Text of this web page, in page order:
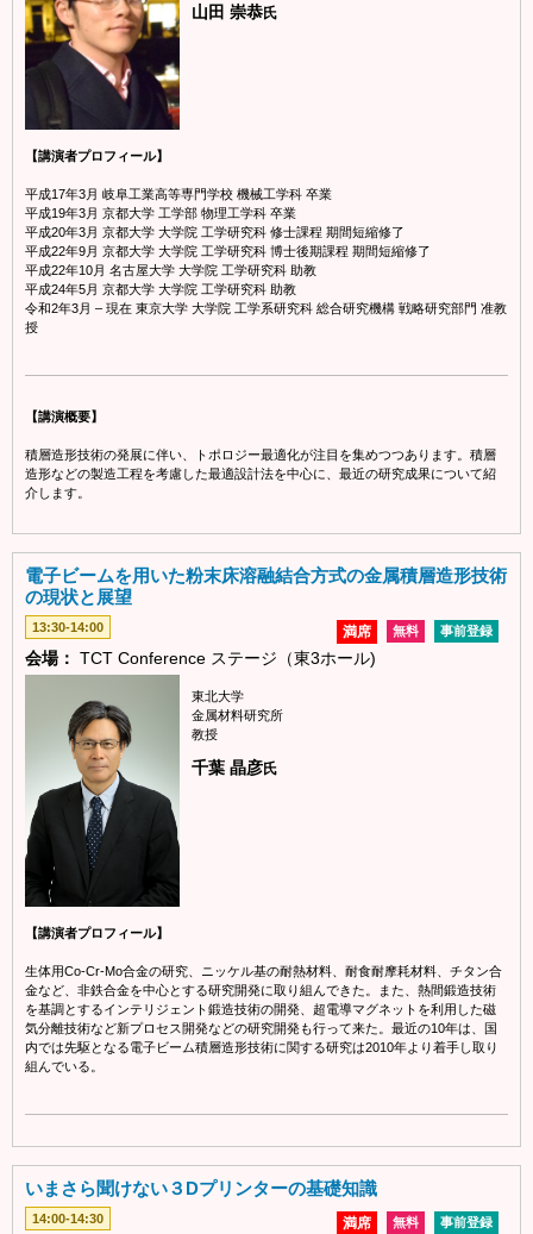
山田 崇恭氏
【講演者プロフィール】
平成17年3月 岐阜工業高等専門学校 機械工学科 卒業
平成19年3月 京都大学 工学部 物理工学科 卒業
平成20年3月 京都大学 大学院 工学研究科 修士課程 期間短縮修了
平成22年9月 京都大学 大学院 工学研究科 博士後期課程 期間短縮修了
平成22年10月 名古屋大学 大学院 工学研究科 助教
平成24年5月 京都大学 大学院 工学研究科 助教
令和2年3月 – 現在 東京大学 大学院 工学系研究科 総合研究機構 戦略研究部門 准教
授
【講演概要】
積層造形技術の発展に伴い、トポロジー最適化が注目を集めつつあります。積層
造形などの製造工程を考慮した最適設計法を中心に、最近の研究成果について紹
介します。
電子ビームを用いた粉末床溶融結合方式の金属積層造形技術
の現状と展望
13:30-14:00 事前登録
無料
満席
会場： TCT Conference ステージ（東3ホール)
東北大学
金属材料研究所
教授
千葉 晶彦氏
【講演者プロフィール】
生体用Co-Cr-Mo合金の研究、ニッケル基の耐熱材料、耐食耐摩耗材料、チタン合
金など、非鉄合金を中心とする研究開発に取り組んできた。また、熱間鍛造技術
を基調とするインテリジェント鍛造技術の開発、超電導マグネットを利用した磁
気分離技術など新プロセス開発などの研究開発も行って来た。最近の10年は、国
内では先駆となる電子ビーム積層造形技術に関する研究は2010年より着手し取り
組んでいる。
いまさら聞けない３Dプリンターの基礎知識
14:00-14:30 事前登録
無料
満席